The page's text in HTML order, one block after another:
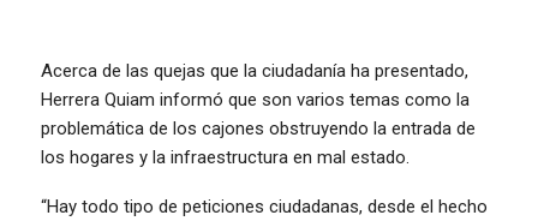
Acerca de las quejas que la ciudadanía ha presentado,
Herrera Quiam informó que son varios temas como la
problemática de los cajones obstruyendo la entrada de
los hogares y la infraestructura en mal estado.
“Hay todo tipo de peticiones ciudadanas, desde el hecho